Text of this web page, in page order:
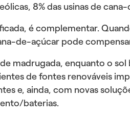
8% das usinas de
é complementar.
de-açúcar pode
madrugada, enquanto o
de fontes renováveis
e, ainda, com novas
baterias.